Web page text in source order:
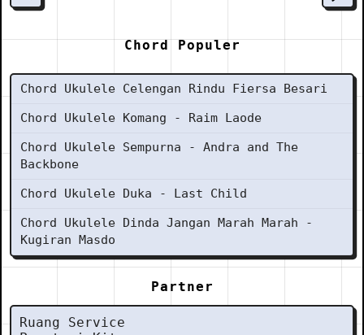
Chord Populer
Chord Ukulele Celengan Rindu Fiersa Besari
Chord Ukulele Komang - Raim Laode
Chord Ukulele Sempurna - Andra and The
Backbone
Chord Ukulele Duka - Last Child
Chord Ukulele Dinda Jangan Marah Marah -
Kugiran Masdo
Partner
Ruang Service